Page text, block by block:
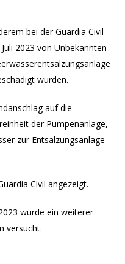
bei der Guardia Civil
2023 von Unbekannten
wurden.
auf die
der Pumpenanlage,
zur Entsalzungsanlage
Civil angezeigt.
wurde ein weiterer
versucht.